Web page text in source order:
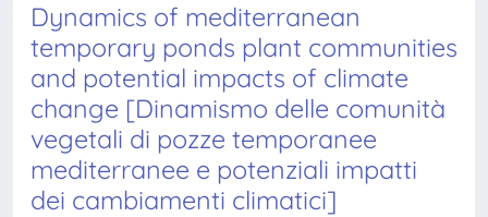
Dynamics of mediterranean
temporary ponds plant communities
and potential impacts of climate
change [Dinamismo delle comunità
vegetali di pozze temporanee
mediterranee e potenziali impatti
dei cambiamenti climatici]